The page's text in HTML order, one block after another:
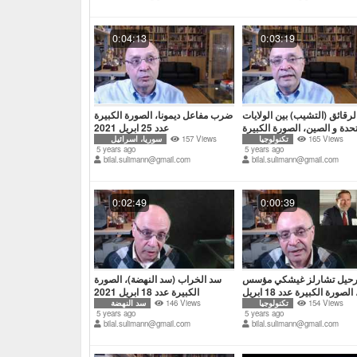
0:04:13
ضرب مفاعل ديمونا، الصورة الكبيرة
عدد 25 ابريل 2021
سوريا، اسرائيل
157 Views
5 years ago
bilal.sulimann@gmail.com
0:03:19
(التشيب) بين الولايات
و الصين، الصورة الكبيرة
عدد 25 ابريل 2021
تكنولوجيا
165 Views
5 years ago
bilal.sulimann@gmail.com
0:02:49
سد الخراب (سد النهضة)، الصورة
الكبيرة عدد 18 ابريل 2021
سد النهضة
146 Views
5 years ago
bilal.sulimann@gmail.com
0:00:39
رحيل تشارلز غيشكي مؤسس
أدوبي، الصورة الكبيرة عدد 18 ابريل
2021تكنولوجيا
154 Views
5 years ago
bilal.sulimann@gmail.com